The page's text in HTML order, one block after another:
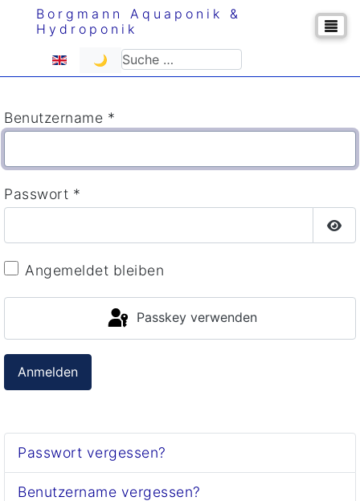
Borgmann Aquaponik &
Hydroponik
Sprache auswählen
🌙 Suchen
Benutzername *
Passwort *
Angemeldet bleiben
Passkey verwenden
Anmelden
Passwort vergessen?
Benutzername vergessen?